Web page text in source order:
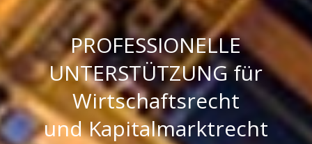
PROFESSIONELLE
UNTERSTÜTZUNGfür
Wirtschaftsrecht
und Kapitalmarktrecht